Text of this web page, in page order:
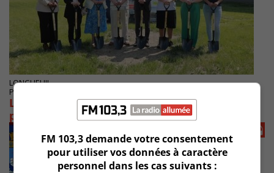
LONGUEUIL
Publié le 6 juin 2024 à 12h10
Le Collège Notre-Dame-de-Lourdes s’agrandit
pour des places sportives
FM 103,3 demande votre consentement
pour utiliser vos données à caractère
personnel dans les cas suivants :